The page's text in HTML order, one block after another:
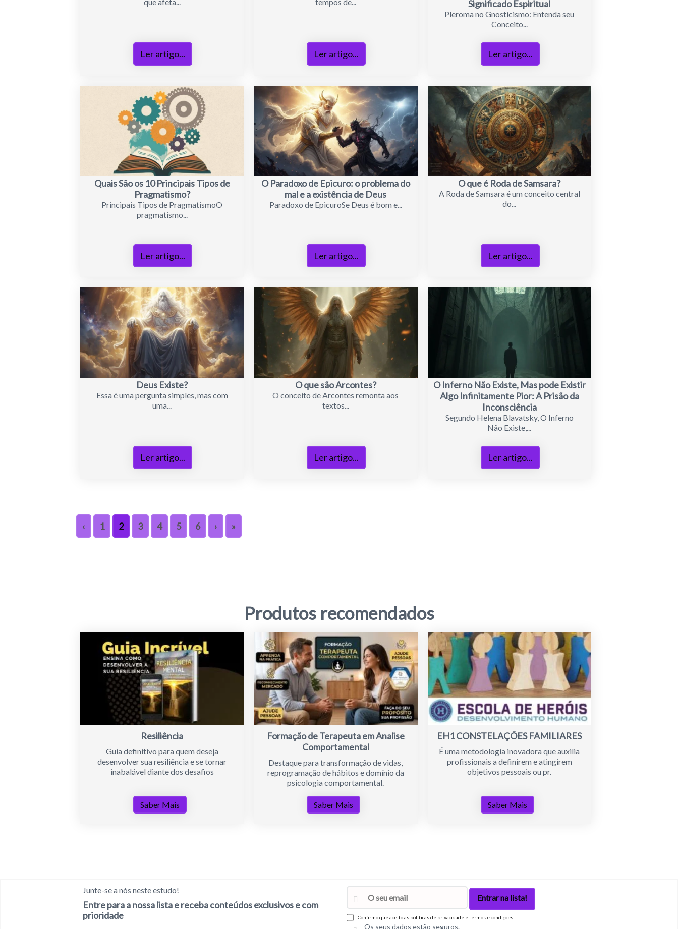
Ler artigo... Ler artigo...
Significado Espiritual
Pleroma no Gnosticismo: Entenda seu
Conceito...
Ler artigo...
Quais São os 10 Principais Tipos de
Pragmatismo?
Principais Tipos de PragmatismoO
pragmatismo...
Ler artigo...
O Paradoxo de Epicuro: o problema do
mal e a existência de Deus
Paradoxo de EpicuroSe Deus é bom e...
Ler artigo...
O que é Roda de Samsara?
A Roda de Samsara é um conceito central
do...
Ler artigo...
Deus Existe?
Essa é uma pergunta simples, mas com
uma...
Ler artigo...
O que são Arcontes?
O conceito de Arcontes remonta aos
textos...
Ler artigo...
O Inferno Não Existe, Mas pode Existir
Algo Infinitamente Pior: A Prisão da
Inconsciência
Segundo Helena Blavatsky, O Inferno
Não Existe,...
Ler artigo...
‹ 1 2 3 4 5 6 › »
Produtos recomendados
Resiliência
Guia definitivo para quem deseja
desenvolver sua resiliência e se tornar
inabalável diante dos desafios
Saber Mais
Formação de Terapeuta em Analise
Comportamental
Destaque para transformação de vidas,
reprogramação de hábitos e domínio da
psicologia comportamental.
Saber Mais
EH1 CONSTELAÇÕES FAMILIARES
É uma metodologia inovadora que auxilia
profissionais a definirem e atingirem
objetivos pessoais ou pr.
Saber Mais
Junte-se a nós neste estudo!
Entre para a nossa lista e receba conteúdos exclusivos e com
prioridade
Confirmo que aceito as políticas de privacidade etermos e condições
Os seus dados estão seguros.